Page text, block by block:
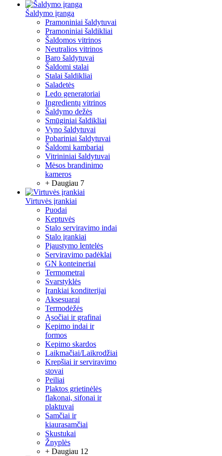
Šaldymo įranga
Pramoniniai šaldytuvai
Pramoniniai šaldikliai
Šaldomos vitrinos
Neutralios vitrinos
Baro šaldytuvai
Šaldomi stalai
Stalai šaldikliai
Saladetės
Ledo generatoriai
Ingredientų vitrinos
Šaldymo dežės
Smūginiai šaldikliai
Vyno šaldytuvai
Pobariniai šaldytuvai
Šaldomi kambariai
Vitrininiai šaldytuvai
Mėsos brandinimo
kameros
+ Daugiau 7
Virtuvės įrankiai
Puodai
Keptuvės
Stalo serviravimo indai
Stalo įrankiai
Pjaustymo lentelės
Serviravimo padėklai
GN konteineriai
Termometrai
Svarstyklės
Įrankiai konditerijai
Aksesuarai
Termodėžės
Ąsočiai ir grafinai
Kepimo indai ir
formos
Kepimo skardos
Laikmačiai/Laikrodžiai
Krepšiai ir serviravimo
stovai
Peiliai
Plaktos grietinėlės
flakonai, sifonai ir
plaktuvai
Samčiai ir
kiaurasamčiai
Skustukai
Žnyplės
+ Daugiau 12